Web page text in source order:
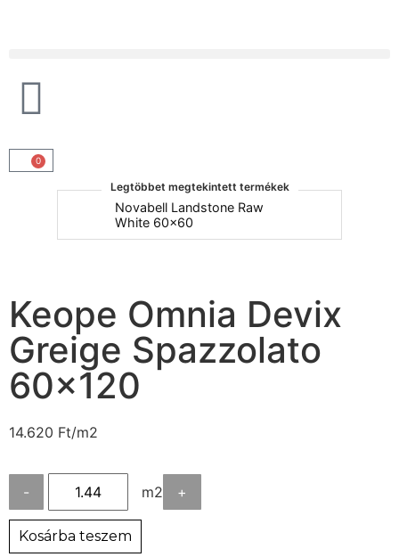
0
Legtöbbet megtekintett termékek
Novabell Landstone Raw
White 60x60
Keope Omnia Devix
Greige Spazzolato
60×120
14.620 Ft/m2
- m2 +
Kosárba teszem